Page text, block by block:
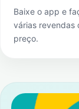
Baixe o app e
várias revendas
preço.